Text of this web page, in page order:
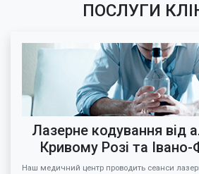
ПОСЛУГИ
Лазерне кодування від
Кривому Розі та Івано-
Наш медичний центр проводить сеанси